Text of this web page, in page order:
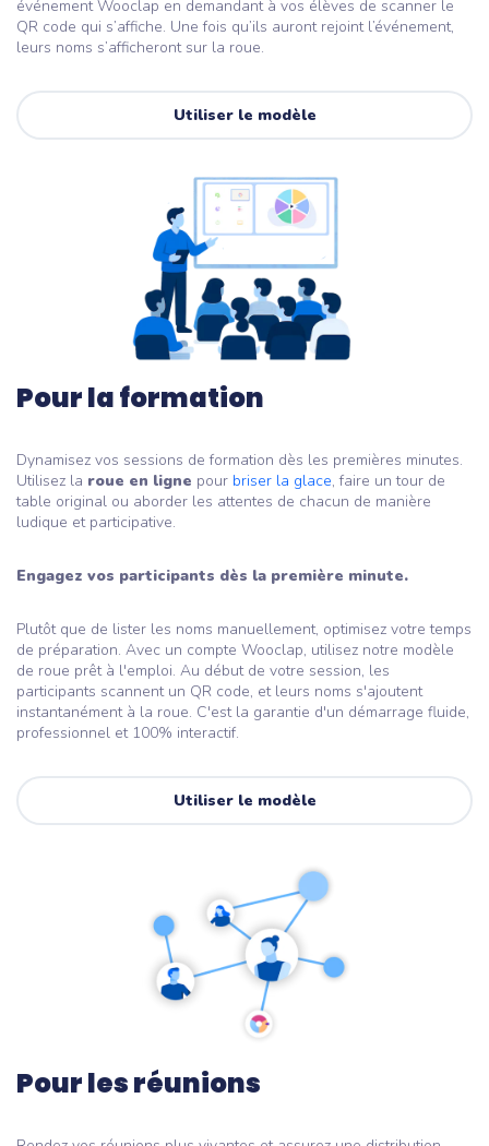
événement Wooclap en demandant à vos élèves de scanner le
QR code qui s’affiche. Une fois qu’ils auront rejoint l’événement,
leurs noms s’afficheront sur la roue.
Utiliser le modèle
Pour la formation
Dynamisez vos sessions de formation dès les premières minutes.
Utilisez la roue en ligne pour briser la glace, faire un tour de
table original ou aborder les attentes de chacun de manière
ludique et participative.
Engagez vos participants dès la première minute.
Plutôt que de lister les noms manuellement, optimisez votre temps
de préparation. Avec un compte Wooclap, utilisez notre modèle
de roue prêt à l'emploi. Au début de votre session, les
participants scannent un QR code, et leurs noms s'ajoutent
instantanément à la roue. C'est la garantie d'un démarrage fluide,
professionnel et 100% interactif.
Utiliser le modèle
Pour les réunions